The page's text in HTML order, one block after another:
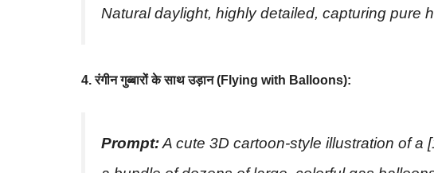
Natural daylight, highly detailed, capturing pure
4. रंगीन गुब्बारों के साथ उड़ान (Flying with Balloons):
Prompt:A cute 3D cartoon-style illustration of a